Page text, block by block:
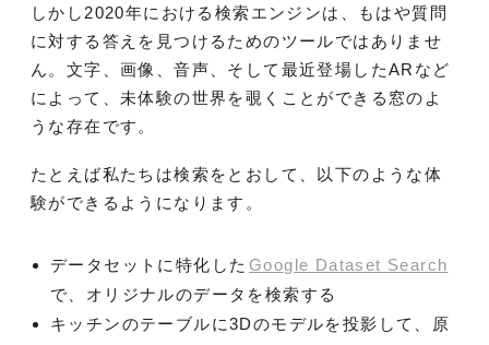
しかし2020年における検索エンジンは、もはや質問
に対する答えを見つけるためのツールではありませ
ん。文字、画像、音声、そして最近登場したARなど
によって、未体験の世界を覗くことができる窓のよ
うな存在です。
たとえば私たちは検索をとおして、以下のような体
験ができるようになります。
データセットに特化した Google Dataset Search
で、オリジナルのデータを検索する
キッチンのテーブルに3Dのモデルを投影して、原